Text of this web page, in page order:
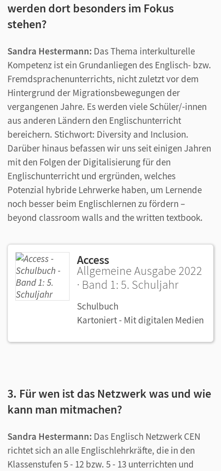
werden dort besonders im Fokus
stehen?
Sandra Hestermann: Das Thema interkulturelle
Kompetenz ist ein Grundanliegen des Englisch- bzw.
Fremdsprachenunterrichts, nicht zuletzt vor dem
Hintergrund der Migrationsbewegungen der
vergangenen Jahre. Es werden viele Schüler/-innen
aus anderen Ländern den Englischunterricht
bereichern. Stichwort: Diversity and Inclusion.
Darüber hinaus befassen wir uns seit einigen Jahren
mit den Folgen der Digitalisierung für den
Englischunterricht und ergründen, welches
Potenzial hybride Lehrwerke haben, um Lernende
noch besser beim Englischlernen zu fördern –
beyond classroom walls and the written textbook.
Access
Allgemeine Ausgabe 2022
· Band 1: 5. Schuljahr
Schulbuch
Kartoniert - Mit digitalen Medien
3. Für wen ist das Netzwerk was und wie
kann man mitmachen?
Sandra Hestermann: Das Englisch Netzwerk CEN
richtet sich an alle Englischlehrkräfte, die in den
Klassenstufen 5 - 12 bzw. 5 - 13 unterrichten und